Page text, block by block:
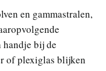
en gammastralen,
bij de
of plexiglas blijken